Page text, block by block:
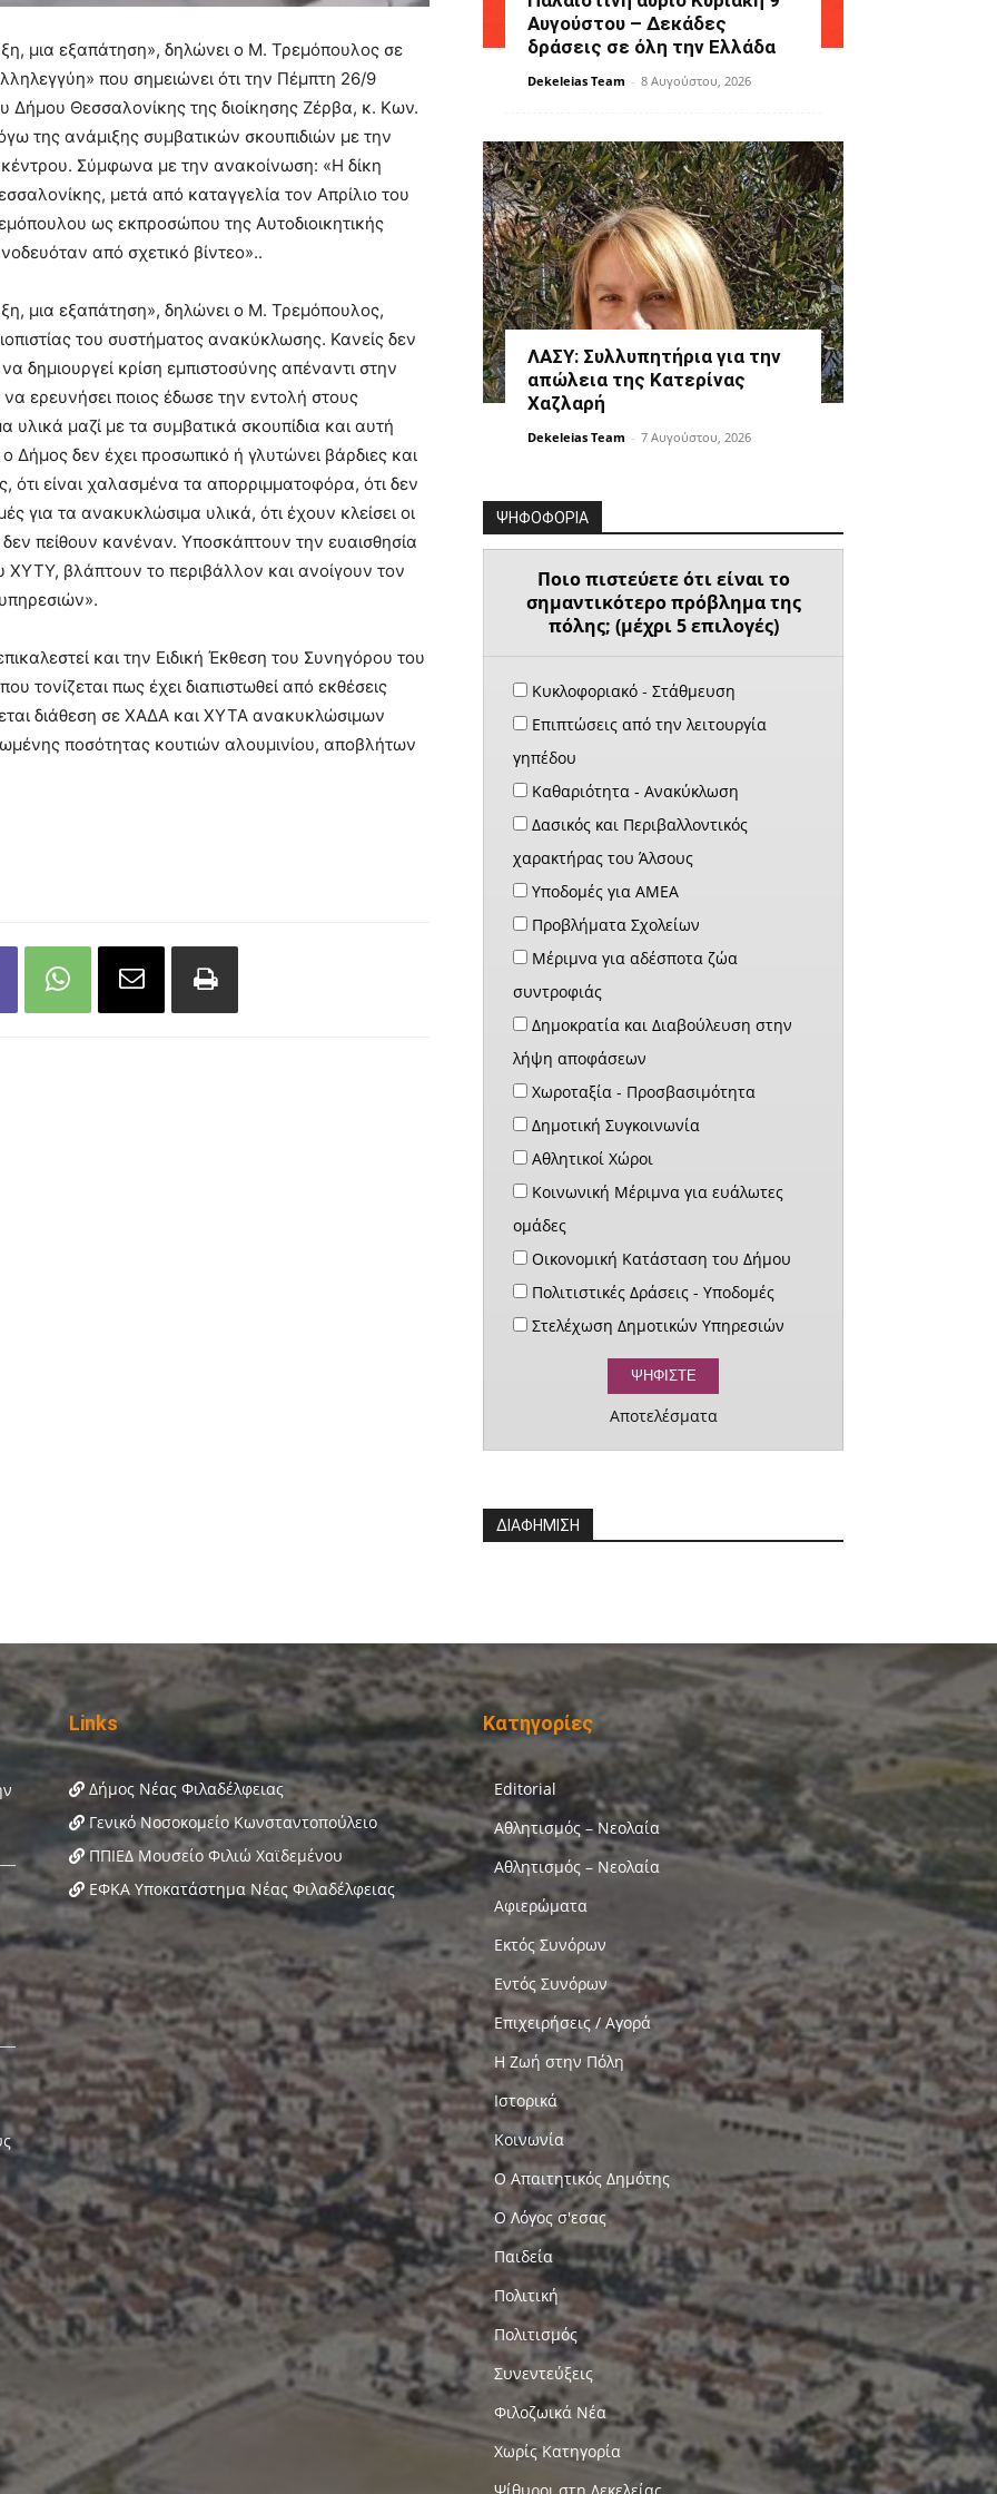
μια εξαπάτηση», δηλώνει ο Μ. Τρεμόπουλος σε
που σημειώνει ότι την Πέμπτη 26/9
Δήμου Θεσσαλονίκης της διοίκησης Ζέρβα, κ. Κων.
της ανάμιξης συμβατικών σκουπιδιών με την
Σύμφωνα με την ανακοίνωση: «Η δίκη
μετά από καταγγελία τον Απρίλιο του
ως εκπροσώπου της Αυτοδιοικητικής
από σχετικό βίντεο»..
μια εξαπάτηση», δηλώνει ο Μ. Τρεμόπουλος,
του συστήματος ανακύκλωσης. Κανείς δεν
δημιουργεί κρίση εμπιστοσύνης απέναντι στην
ερευνήσει ποιος έδωσε την εντολή στους
μαζί με τα συμβατικά σκουπίδια και αυτή
Δήμος δεν έχει προσωπικό ή γλυτώνει βάρδιες και
ότι είναι χαλασμένα τα απορριμματοφόρα, ότι δεν
για τα ανακυκλώσιμα υλικά, ότι έχουν κλείσει οι
πείθουν κανέναν. Υποσκάπτουν την ευαισθησία
βλάπτουν το περιβάλλον και ανοίγουν τον
και την Ειδική Έκθεση του Συνηγόρου του
τονίζεται πως έχει διαπιστωθεί από εκθέσεις
διάθεση σε ΧΑΔΑ και ΧΥΤΑ ανακυκλώσιμων
ποσότητας κουτιών αλουμινίου, αποβλήτων
Αυγούστου – Δεκάδες
δράσεις σε όλη την Ελλάδα
Dekeleias Team - 8 Αυγούστου, 2026
ΛΑΣΥ: Συλλυπητήρια για την
απώλεια της Κατερίνας
Χαζλαρή
Dekeleias Team - 7 Αυγούστου, 2026
ΨΗΦΟΦΟΡΙΑ
Ποιο πιστεύετε ότι είναι το
σημαντικότερο πρόβλημα της
πόλης; (μέχρι 5 επιλογές)
Κυκλοφοριακό - Στάθμευση
Επιπτώσεις από την λειτουργία
γηπέδου
Καθαριότητα - Ανακύκλωση
Δασικός και Περιβαλλοντικός
χαρακτήρας του Άλσους
Υποδομές για ΑΜΕΑ
Προβλήματα Σχολείων
Μέριμνα για αδέσποτα ζώα
συντροφιάς
Δημοκρατία και Διαβούλευση στην
λήψη αποφάσεων
Χωροταξία - Προσβασιμότητα
Δημοτική Συγκοινωνία
Αθλητικοί Χώροι
Κοινωνική Μέριμνα για ευάλωτες
ομάδες
Οικονομική Κατάσταση του Δήμου
Πολιτιστικές Δράσεις - Υποδομές
Στελέχωση Δημοτικών Υπηρεσιών
Αποτελέσματα
ΔΙΑΦΗΜΙΣΗ
Links
Δήμος Νέας Φιλαδέλφειας
Γενικό Νοσοκομείο Κωνσταντοπούλειο
ΠΠΙΕΔ Μουσείο Φιλιώ Χαϊδεμένου
ΕΦΚΑ Υποκατάστημα Νέας Φιλαδέλφειας
Κατηγορίες
Editorial
Αθλητισμός – Νεολαία
Αθλητισμός – Νεολαία
Αφιερώματα
Εκτός Συνόρων
Εντός Συνόρων
Επιχειρήσεις / Αγορά
Η Ζωή στην Πόλη
Ιστορικά
Κοινωνία
Ο Απαιτητικός Δημότης
Ο Λόγος σ'εσας
Παιδεία
Πολιτική
Πολιτισμός
Συνεντεύξεις
Φιλοζωικά Νέα
Χωρίς Κατηγορία